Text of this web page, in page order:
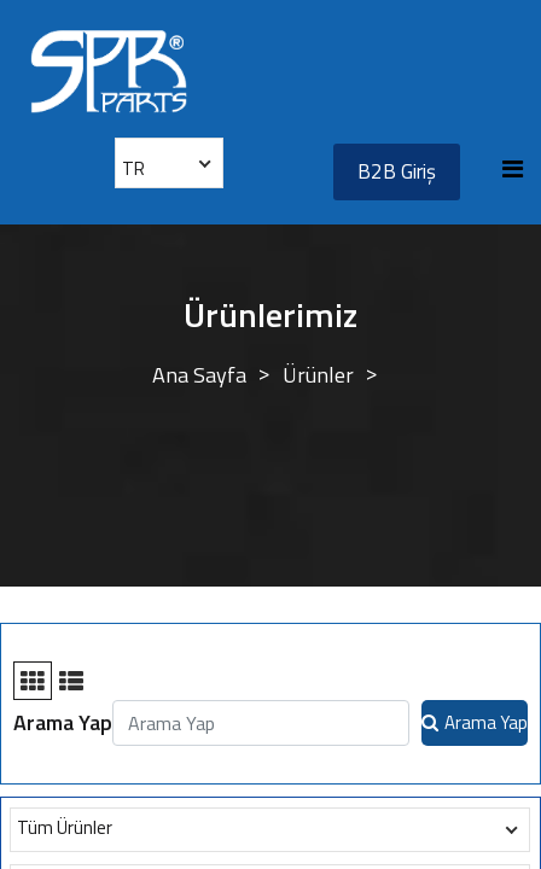
TR B2B Giriş
Ürünlerimiz
Ana Sayfa Ürünler
Arama Yap Arama Yap
Tüm Ürünler